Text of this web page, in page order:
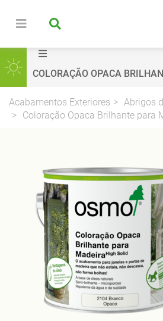
COLORAÇÃO OPACA
Acabamentos Exteriores
Abrigos
Coloração Opaca Brilhante para